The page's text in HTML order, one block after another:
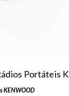
Portáteis
KENWOOD